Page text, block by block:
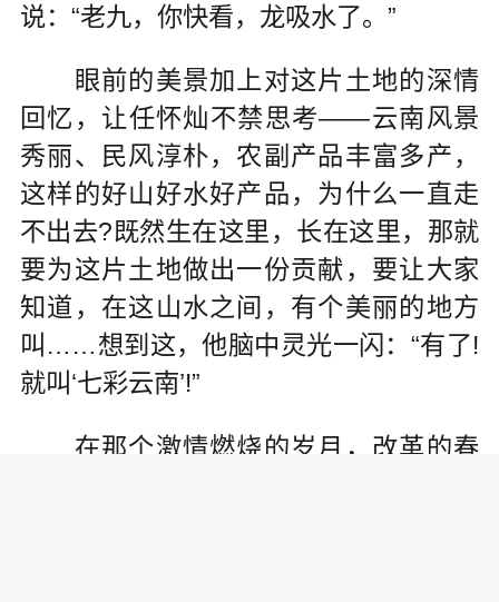
说：“老九，你快看，龙吸水了。”
眼前的美景加上对这片土地的深情
回忆，让任怀灿不禁思考——云南风景
秀丽、民风淳朴，农副产品丰富多产，
这样的好山好水好产品，为什么一直走
不出去?既然生在这里，长在这里，那就
要为这片土地做出一份贡献，要让大家
知道，在这山水之间，有个美丽的地方
叫……想到这，他脑中灵光一闪：“有了!
就叫‘七彩云南’!”
在那个激情燃烧的岁月，改革的春